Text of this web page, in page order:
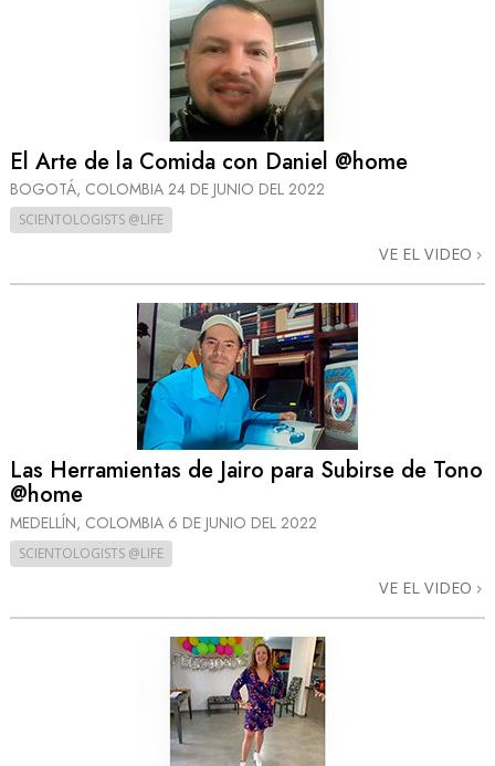
El Arte de la Comida con Daniel @home
BOGOTÁ, COLOMBIA 24 DE JUNIO DEL 2022
SCIENTOLOGISTS @LIFE
VE EL VIDEO
Las Herramientas de Jairo para Subirse de Tono
@home
MEDELLÍN, COLOMBIA 6 DE JUNIO DEL 2022
SCIENTOLOGISTS @LIFE
VE EL VIDEO